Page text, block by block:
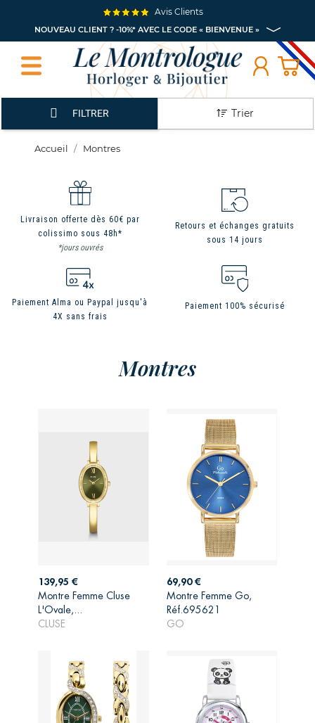
NOUVEAU CLIENT ? -10%* AVEC LE CODE « BIENVENUE »
Avis Clients
FILTRER Trier
Accueil Montres
Livraison offerte dès 60€ par
colissimo sous 48h*
*jours ouvrés
Retours et échanges gratuits
sous 14 jours
Paiement Alma ou Paypal jusqu'à
4X sans frais
Paiement 100% sécurisé
Montres
Prix
139,95 €
Montre Femme Cluse
L'Ovale,...
CLUSE
AJOUTER AU
PANIER
Prix
69,90 €
Montre Femme Go,
Réf.695621
GO
AJOUTER AU
PANIER